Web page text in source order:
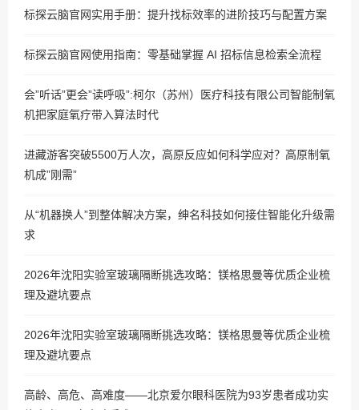
标探云脑官网实用手册：提升找标效率的进阶技巧与配置方案
标探云脑官网使用指南：零基础掌握 AI 招标信息检索全流程
会”听话”更会”读呼吸”:柯尔（苏州）医疗科技有限公司智能制氧
机把家庭氧疗带入算法时代
进藏游客突破5500万人次，高原反应如何科学应对？高原制氧
机成”刚需”
从“机器换人”到整体解决方案，绅名科技如何接住智能化升级需
求
2026年沈阳实验室玻璃隔断挑选攻略：镁格思曼等优质企业梳
理及避坑要点
2026年沈阳实验室玻璃隔断挑选攻略：镁格思曼等优质企业梳
理及避坑要点
高龄、高危、高难度——北京爱尔眼科医院为93岁患者成功实